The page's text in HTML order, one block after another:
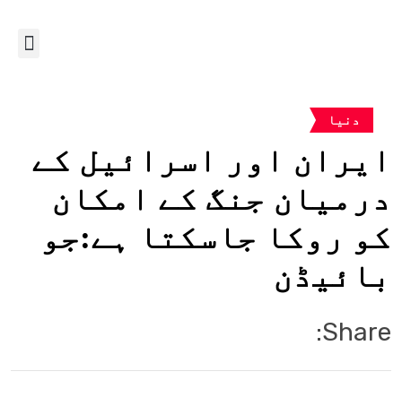
دنیا
ایران اور اسرائیل کے
درمیان جنگ کے امکان
کو روکا جاسکتا ہے:جو
بائیڈن
Share: